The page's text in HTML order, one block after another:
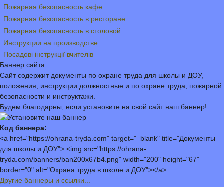
Пожарная безопасность кафе
Пожарная безопасность в ресторане
Пожарная безопасность в столовой
Инструкции на производстве
Посадові інструкції вчителів
Баннер сайта
Сайт содержит документы по охране труда для школы и ДОУ,
положения, инструкции должностные и по охране труда, пожарной
безопасности и инструктажи.
Будем благодарны, если установите на свой сайт наш баннер!
Код баннера:
<a href="https://ohrana-tryda.com" target="_blank" title="Документы
для школы и ДОУ"> <img src="https://ohrana-
tryda.com/banners/ban200x67b4.png" width="200" height="67"
border="0" alt="Охрана труда в школе и ДОУ"></a>
Другие баннеры и ссылки...